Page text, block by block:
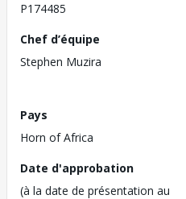
P174485
Chef d’équipe
Stephen Muzira
Pays
Horn of Africa
Date d'approbation
(à la date de présentation au